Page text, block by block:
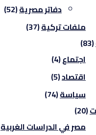
دفاتر مصرية(52)
ملفات تركية(37)
(83)
اجتماع(4)
اقتصاد(5)
سياسة(74)
(20)
مصر في الدراسات الغربية